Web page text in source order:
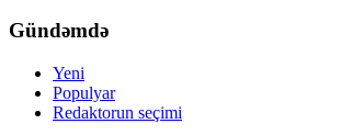
Gündəmdə
Yeni
Populyar
Redaktorun seçimi